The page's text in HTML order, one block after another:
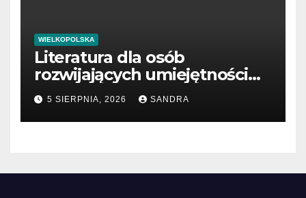
WIELKOPOLSKA
Literatura dla osób
rozwijających umiejętności
interpersonalne
5 SIERPNIA, 2026 SANDRA